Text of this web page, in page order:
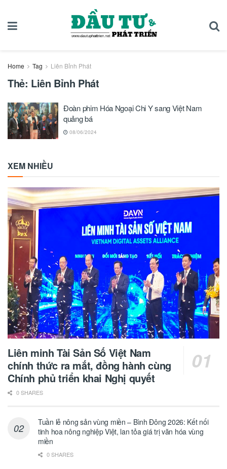
Home Tag Liên Bỉnh Phát
Thẻ: Liên Bỉnh Phát
Đoàn phim Hóa Ngoại Chi Y sang Việt Nam
quảng bá
08/06/2024
XEM NHIỀU
Liên minh Tài Sản Số Việt Nam
chính thức ra mắt, đồng hành cùng
Chính phủ triển khai Nghị quyết
0 SHARES
Tuần lễ nông sản vùng miền – Bình Đông 2026: Kết nối
tinh hoa nông nghiệp Việt, lan tỏa giá trị văn hóa vùng
miền
0 SHARES